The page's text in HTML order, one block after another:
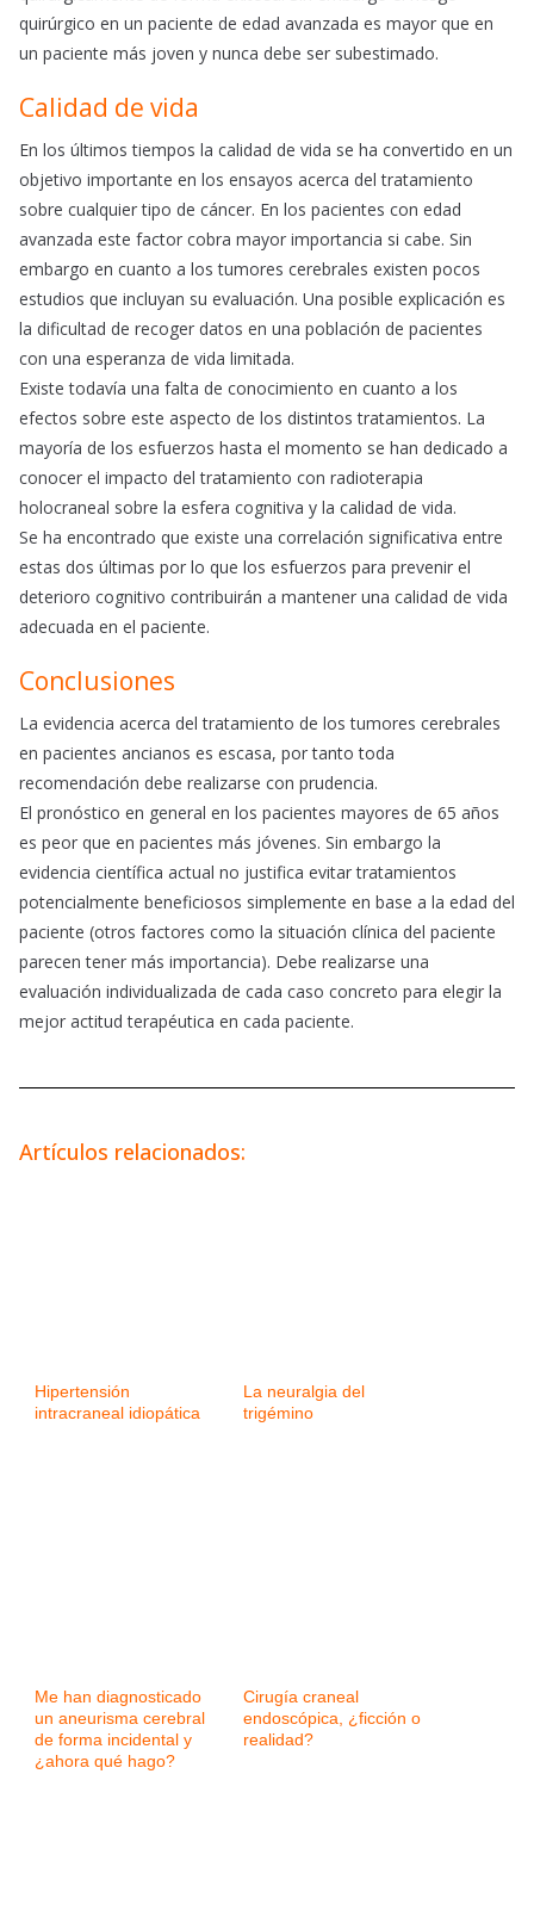
quirúrgico en un paciente de edad avanzada es mayor que en
un paciente más joven y nunca debe ser subestimado.
Calidad de vida
En los últimos tiempos la calidad de vida se ha convertido en un
objetivo importante en los ensayos acerca del tratamiento
sobre cualquier tipo de cáncer. En los pacientes con edad
avanzada este factor cobra mayor importancia si cabe. Sin
embargo en cuanto a los tumores cerebrales existen pocos
estudios que incluyan su evaluación. Una posible explicación es
la dificultad de recoger datos en una población de pacientes
con una esperanza de vida limitada.
Existe todavía una falta de conocimiento en cuanto a los
efectos sobre este aspecto de los distintos tratamientos. La
mayoría de los esfuerzos hasta el momento se han dedicado a
conocer el impacto del tratamiento con radioterapia
holocraneal sobre la esfera cognitiva y la calidad de vida.
Se ha encontrado que existe una correlación significativa entre
estas dos últimas por lo que los esfuerzos para prevenir el
deterioro cognitivo contribuirán a mantener una calidad de vida
adecuada en el paciente.
Conclusiones
La evidencia acerca del tratamiento de los tumores cerebrales
en pacientes ancianos es escasa, por tanto toda
recomendación debe realizarse con prudencia.
El pronóstico en general en los pacientes mayores de 65 años
es peor que en pacientes más jóvenes. Sin embargo la
evidencia científica actual no justifica evitar tratamientos
potencialmente beneficiosos simplemente en base a la edad del
paciente (otros factores como la situación clínica del paciente
parecen tener más importancia). Debe realizarse una
evaluación individualizada de cada caso concreto para elegir la
mejor actitud terapéutica en cada paciente.
Artículos relacionados:
Hipertensión
intracraneal idiopática
La neuralgia del
trigémino
Me han diagnosticado
un aneurisma cerebral
de forma incidental y
¿ahora qué hago?
Cirugía craneal
endoscópica, ¿ficción o
realidad?